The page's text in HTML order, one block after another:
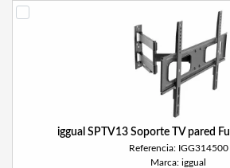
iggual SPTV13 Soporte TV pared
Referencia: IGG314500
Marca: iggual